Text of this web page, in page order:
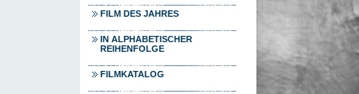
FILM DES JAHRES
IN ALPHABETISCHER
REIHENFOLGE
FILMKATALOG